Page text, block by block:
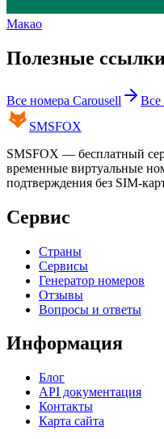
Макао
Полезные
Все номера Carousell Все
SMSFOX
SMSFOX — бесплатный
временные виртуальные
подтверждения без SIM-
Сервис
Страны
Сервисы
Генератор номеров
Отзывы
Вопросы и ответы
Информация
Блог
API документация
Контакты
Карта сайта